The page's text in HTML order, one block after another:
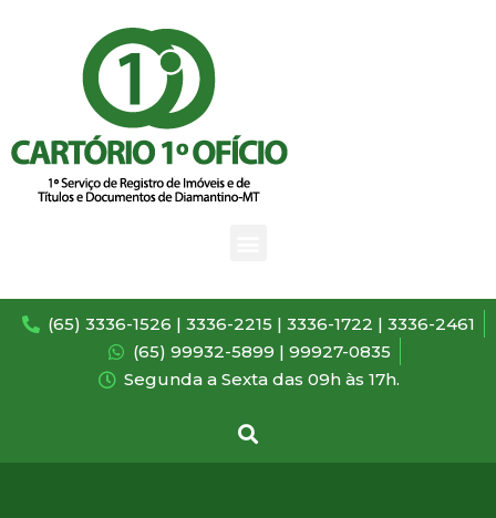
(65) 3336-1526 | 3336-2215 | 3336-1722 | 3336-2461
(65) 99932-5899 | 99927-0835
Segunda a Sexta das 09h às 17h.